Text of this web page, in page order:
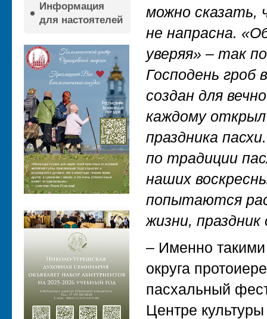
Информация
для настоятелей
можно сказать,
не напрасна.
уверяя» – так
Господень гроб
создан для
каждому
праздника
по традиции
наших
попытаются
жизни,
– Именно такими
округа
пасхальный
Центре